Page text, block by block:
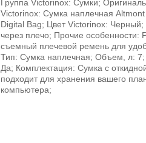
Группа Victorinox: Сумки;
Victorinox: Сумка наплечная
Digital Bag; Цвет Victorinox:
через плечо; Прочие особенности:
съемный плечевой ремень для
Тип: Сумка наплечная; Объем, л:
Да; Комплектация: Сумка с
подходит для хранения вашего
компьютера;